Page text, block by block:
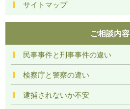
サイトマップ
ご相談内容
民事事件と刑事事件の違い
検察庁と警察の違い
逮捕されないか不安